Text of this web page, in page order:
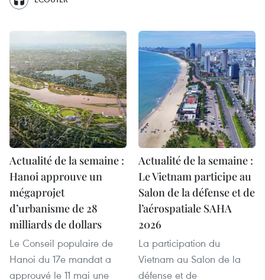
Actualité de la semaine :
Hanoi approuve un
mégaprojet
d’urbanisme de 28
milliards de dollars
Le Conseil populaire de
Hanoi du 17e mandat a
approuvé le 11 mai une
Actualité de la semaine :
Le Vietnam participe au
Salon de la défense et de
l’aérospatiale SAHA
2026
La participation du
Vietnam au Salon de la
défense et de